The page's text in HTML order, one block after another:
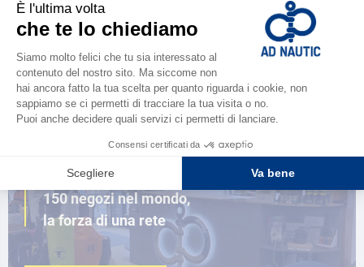
Scopri la
nuova guida AD 2026
SFOGLIA IL CATALOGO
VICINO A TE
150 negozi nel mondo,
la forza di una rete